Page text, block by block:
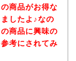
商品がお得な
したよ♪なの
商品に興味の
考にされてみ